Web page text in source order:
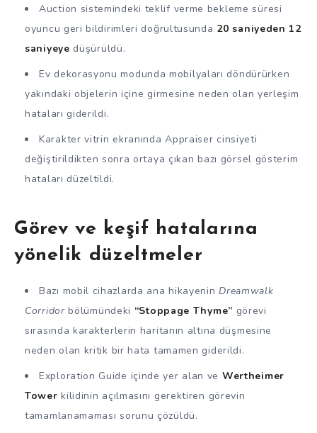
Auction sistemindeki teklif verme bekleme süresi
oyuncu geri bildirimleri doğrultusunda 20 saniyeden 12
saniyeye düşürüldü.
Ev dekorasyonu modunda mobilyaları döndürürken
yakındaki objelerin içine girmesine neden olan yerleşim
hataları giderildi.
Karakter vitrin ekranında Appraiser cinsiyeti
değiştirildikten sonra ortaya çıkan bazı görsel gösterim
hataları düzeltildi.
Görev ve keşif hatalarına
yönelik düzeltmeler
Bazı mobil cihazlarda ana hikayeninDreamwalk
Corridorbölümündeki “Stoppage Thyme” görevi
sırasında karakterlerin haritanın altına düşmesine
neden olan kritik bir hata tamamen giderildi.
Exploration Guide içinde yer alan ve Wertheimer
Tower kilidinin açılmasını gerektiren görevin
tamamlanamaması sorunu çözüldü.